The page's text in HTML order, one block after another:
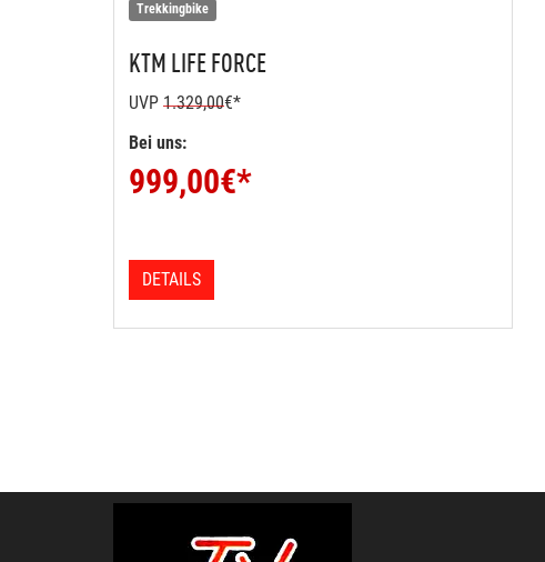
Trekkingbike
KTM LIFE FORCE
UVP 1.329,00€*
Bei uns:
999,00€*
DETAILS